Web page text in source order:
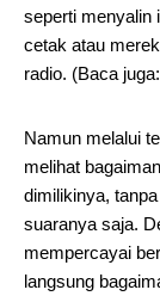
seperti menyalin
cetak atau
radio. (Baca juga:
Namun melalui
melihat
dimilikinya,
suaranya saja.
mempercayai
langsung